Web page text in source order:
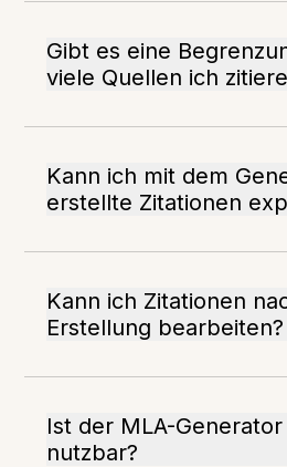
Gibt es eine
viele Quellen ich
Kann ich mit dem
erstellte Zitationen
Kann ich Zitationen
Erstellung bearbeiten?
Ist der MLA-
nutzbar?